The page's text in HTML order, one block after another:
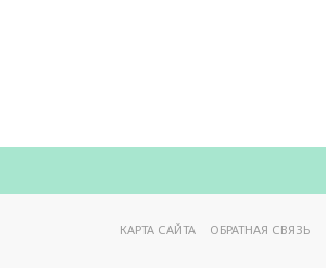
КАРТА САЙТА ОБРАТНАЯ СВЯЗЬ